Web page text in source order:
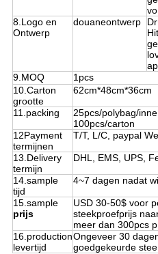
8.Logo en
Ontwerp
douaneontwerp
9.MOQ
1pcs
10.Carton
grootte
62cm*48cm*36cm
11.packing
25pcs/polybag/
100pcs/carton
12Payment
termijnen
T/T, L/C, paypal
13.Delivery
termijn
DHL, EMS, UPS,
14.sample
tijd
4~7 dagen nadat
15.sample
prijs
USD 30-50$ voor
steekproefprijs
meer dan 300pcs
16.production
levertijd
Ongeveer 30
goedgekeurde